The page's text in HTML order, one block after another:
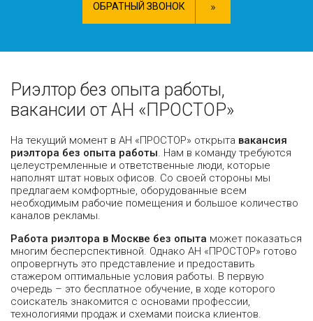
ОБРАТНЫЙ ЗВОНОК
Риэлтор без опыта работы,
вакансии от АН «ПРОСТОР»
На текущий момент в АН «ПРОСТОР» открыта вакансия
риэлтора без опыта работы. Нам в команду требуются
целеустремленные и ответственные люди, которые
наполнят штат новых офисов. Со своей стороны мы
предлагаем комфортные, оборудованные всем
необходимым рабочие помещения и большое количество
каналов рекламы.
Работа риэлтора в Москве без опыта может показаться
многим бесперспективной. Однако АН «ПРОСТОР» готово
опровергнуть это представление и предоставить
стажером оптимальные условия работы. В первую
очередь – это бесплатное обучение, в ходе которого
соискатель знакомится с основами профессии,
технологиями продаж и схемами поиска клиентов.